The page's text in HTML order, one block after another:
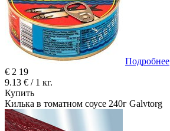
Подробнее
€ 2 19
9.13 € / 1 кг.
Купить
Килька в томатном соусе 240г Galvtorg